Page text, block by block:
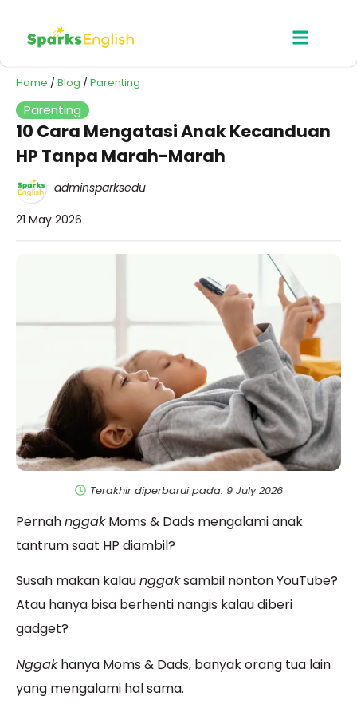
Home /Blog /Parenting
Parenting
10 Cara Mengatasi Anak Kecanduan
HP Tanpa Marah-Marah
adminsparksedu
21 May 2026
Terakhir diperbarui pada: 9 July 2026
PernahnggakMoms & Dads mengalami anak
tantrum saat HP diambil?
Susah makan kalaunggaksambil nonton YouTube?
Atau hanya bisa berhenti nangis kalau diberi
gadget?
Nggakhanya Moms & Dads, banyak orang tua lain
yang mengalami hal sama.